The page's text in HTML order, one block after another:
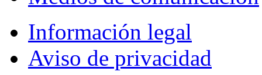
Información legal
Aviso de privacidad